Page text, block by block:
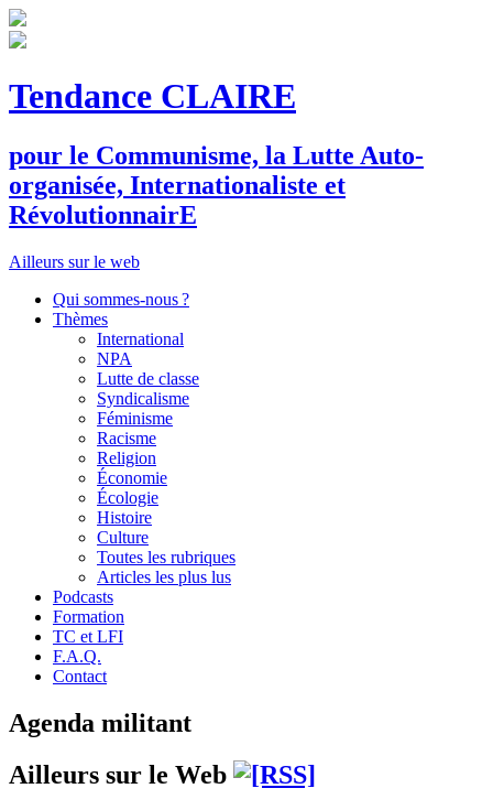
Tendance CLAIRE
pour le Communisme, la Lutte Auto-
organisée, Internationaliste et
RévolutionnairE
Ailleurs sur le web
Qui sommes-nous ?
Thèmes
International
NPA
Lutte de classe
Syndicalisme
Féminisme
Racisme
Religion
Économie
Écologie
Histoire
Culture
Toutes les rubriques
Articles les plus lus
Podcasts
Formation
TC et LFI
F.A.Q.
Contact
Agenda militant
Ailleurs sur le Web